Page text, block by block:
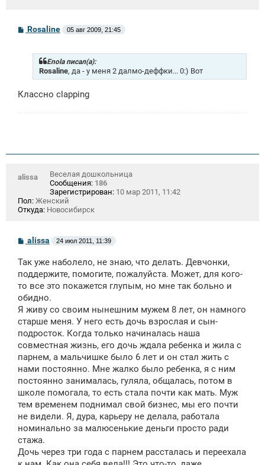
С
о
е
Rosaline 05 авг 2009, 21:45
Enola писал(а):
Rosaline, да - у меня 2 далмо-деффки... 0:) Вот
Классно clapping
alissa
Веселая дошкольница
Сообщения: 186
Зарегистрирован: 10 мар 2011, 11:42
Пол: Женский
Откуда: Новосибирск
С
о
б
щ
е
н
и
alissa 24 июл 2011, 11:39
Так уже наболело, не знаю, что делать. Девчонки,
поддержите, помогите, пожалуйста. Может, для кого-
то все это покажется глупым, но мне так больно и
обидно.
Я живу со своим нынешним мужем 8 лет, он намного
старше меня. У него есть дочь взрослая и сын-
подросток. Когда только начиналась наша
совместная жизнь, его дочь ждала ребенка и жила с
парнем, а мальчишке было 6 лет и он стал жить с
нами постоянно. Мне жалко было ребенка, я с ним
постоянно занималась, гуляла, общалась, потом в
школе помогала, то есть стала почти как мать. Муж
тем временем поднимал свой бизнес, мы его почти
не видели. Я, дура, карьеру не делала, работала
номинально за малюсенькие деньги просто ради
стажа.
Дочь через три года с парнем рассталась и переехала